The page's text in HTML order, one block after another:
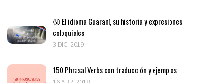
😮 El idioma Guaraní, su historia y expresiones
coloquiales
3 DIC, 2019
150 Phrasal Verbs con traducción y ejemplos